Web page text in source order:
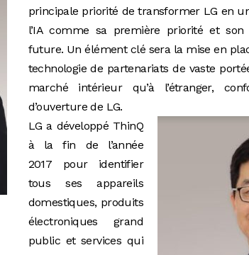
principale priorité de transformer LG en
l’IA comme sa première priorité et son
future. Un élément clé sera la mise en
technologie de partenariats de vaste
marché intérieur qu’à l’étranger,
d’ouverture de LG.
LG a développé ThinQ
à la fin de l’année
2017 pour identifier
tous ses appareils
domestiques, produits
électroniques grand
public et services qui